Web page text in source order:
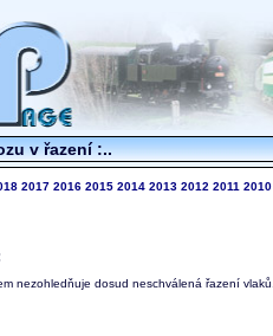
v řazení :..
2017 2016 2015 2014 2013 2012 2011 2010
nezohledňuje dosud neschválená řazení vlaků.